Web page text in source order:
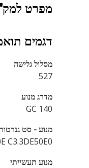
מפרט
דגמים
מסלול גלישה
527
מדרג מנוע
140 GC
מנוע - סט
C3.3DE50E0
מנוע תעשייתי